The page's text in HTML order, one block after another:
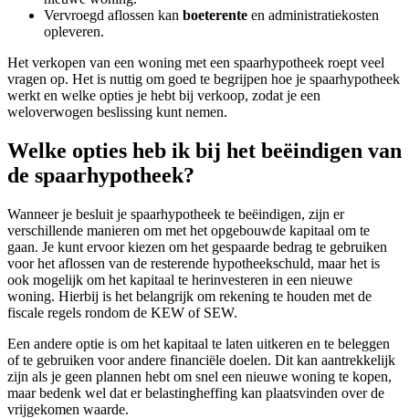
Vervroegd aflossen kan boeterente en administratiekosten
opleveren.
Het verkopen van een woning met een spaarhypotheek roept veel
vragen op. Het is nuttig om goed te begrijpen hoe je spaarhypotheek
werkt en welke opties je hebt bij verkoop, zodat je een
weloverwogen beslissing kunt nemen.
Welke opties heb ik bij het beëindigen van
de spaarhypotheek?
Wanneer je besluit je spaarhypotheek te beëindigen, zijn er
verschillende manieren om met het opgebouwde kapitaal om te
gaan. Je kunt ervoor kiezen om het gespaarde bedrag te gebruiken
voor het aflossen van de resterende hypotheekschuld, maar het is
ook mogelijk om het kapitaal te herinvesteren in een nieuwe
woning. Hierbij is het belangrijk om rekening te houden met de
fiscale regels rondom de KEW of SEW.
Een andere optie is om het kapitaal te laten uitkeren en te beleggen
of te gebruiken voor andere financiële doelen. Dit kan aantrekkelijk
zijn als je geen plannen hebt om snel een nieuwe woning te kopen,
maar bedenk wel dat er belastingheffing kan plaatsvinden over de
vrijgekomen waarde.